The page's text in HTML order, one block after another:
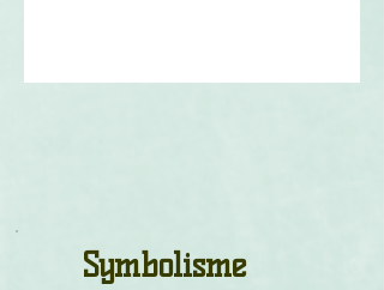
Symbolisme